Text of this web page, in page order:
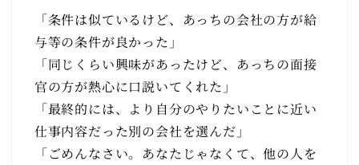
「条件は似ているけど、あっちの会社の方が給
与等の条件が良かった」
「同じくらい興味があったけど、あっちの面接
官の方が熱心に口説いてくれた」
「最終的には、より自分のやりたいことに近い
仕事内容だった別の会社を選んだ」
「ごめんなさい。あなたじゃなくて、他の人を